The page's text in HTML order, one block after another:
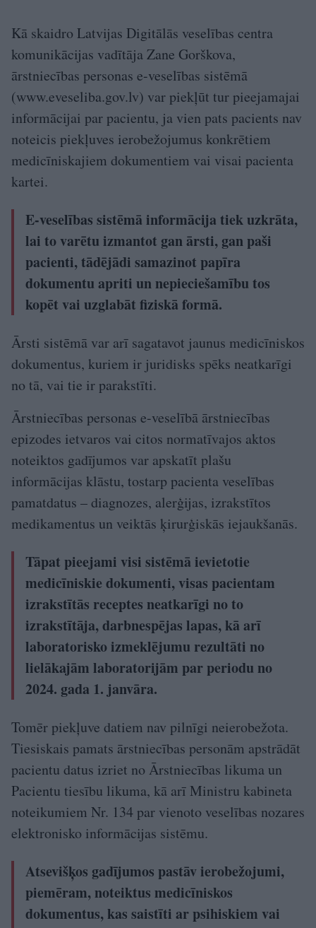
Kā skaidro Latvijas Digitālās veselības centra
komunikācijas vadītāja Zane Gorškova,
ārstniecības personas e-veselības sistēmā
(www.eveseliba.gov.lv⁠) var piekļūt tur pieejamajai
informācijai par pacientu, ja vien pats pacients nav
noteicis piekļuves ierobežojumus konkrētiem
medicīniskajiem dokumentiem vai visai pacienta
kartei.
E-veselības sistēmā informācija tiek uzkrāta,
lai to varētu izmantot gan ārsti, gan paši
pacienti, tādējādi samazinot papīra
dokumentu apriti un nepieciešamību tos
kopēt vai uzglabāt fiziskā formā.
Ārsti sistēmā var arī sagatavot jaunus medicīniskos
dokumentus, kuriem ir juridisks spēks neatkarīgi
no tā, vai tie ir parakstīti.
Ārstniecības personas e-veselībā ārstniecības
epizodes ietvaros vai citos normatīvajos aktos
noteiktos gadījumos var apskatīt plašu
informācijas klāstu, tostarp pacienta veselības
pamatdatus – diagnozes, alerģijas, izrakstītos
medikamentus un veiktās ķirurģiskās iejaukšanās.
Tāpat pieejami visi sistēmā ievietotie
medicīniskie dokumenti, visas pacientam
izrakstītās receptes neatkarīgi no to
izrakstītāja, darbnespējas lapas, kā arī
laboratorisko izmeklējumu rezultāti no
lielākajām laboratorijām par periodu no
2024. gada 1. janvāra.
Tomēr piekļuve datiem nav pilnīgi neierobežota.
Tiesiskais pamats ārstniecības personām apstrādāt
pacientu datus izriet no Ārstniecības likuma un
Pacientu tiesību likuma, kā arī Ministru kabineta
noteikumiem Nr. 134 par vienoto veselības nozares
elektronisko informācijas sistēmu.
Atsevišķos gadījumos pastāv ierobežojumi,
piemēram, noteiktus medicīniskos
dokumentus, kas saistīti ar psihiskiem vai